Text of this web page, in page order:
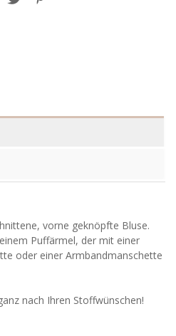
vorne geknöpfte Bluse.
Puffärmel, der mit einer
oder einer Armbandmanschette
nach Ihren Stoffwünschen!